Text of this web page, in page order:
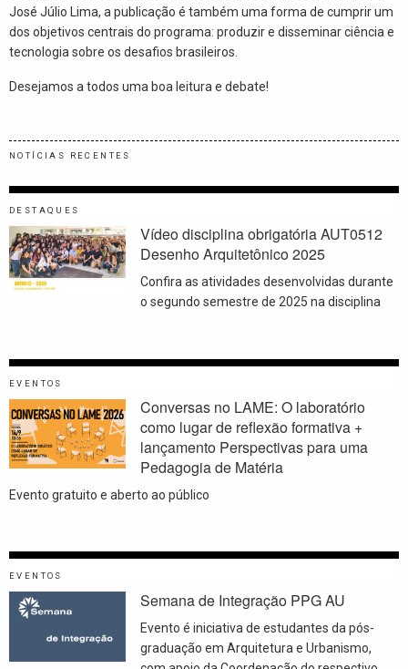
José Júlio Lima, a publicação é também uma forma de cumprir um
dos objetivos centrais do programa: produzir e disseminar ciência e
tecnologia sobre os desafios brasileiros.
Desejamos a todos uma boa leitura e debate!
NOTÍCIAS RECENTES
DESTAQUES
Vídeo disciplina obrigatória AUT0512
Desenho Arquitetônico 2025
Confira as atividades desenvolvidas durante
o segundo semestre de 2025 na disciplina
EVENTOS
Conversas no LAME: O laboratório
como lugar de reflexão formativa +
lançamento Perspectivas para uma
Pedagogia de Matéria
Evento gratuito e aberto ao público
EVENTOS
Semana de Integração PPG AU
Evento é iniciativa de estudantes da pós-
graduação em Arquitetura e Urbanismo,